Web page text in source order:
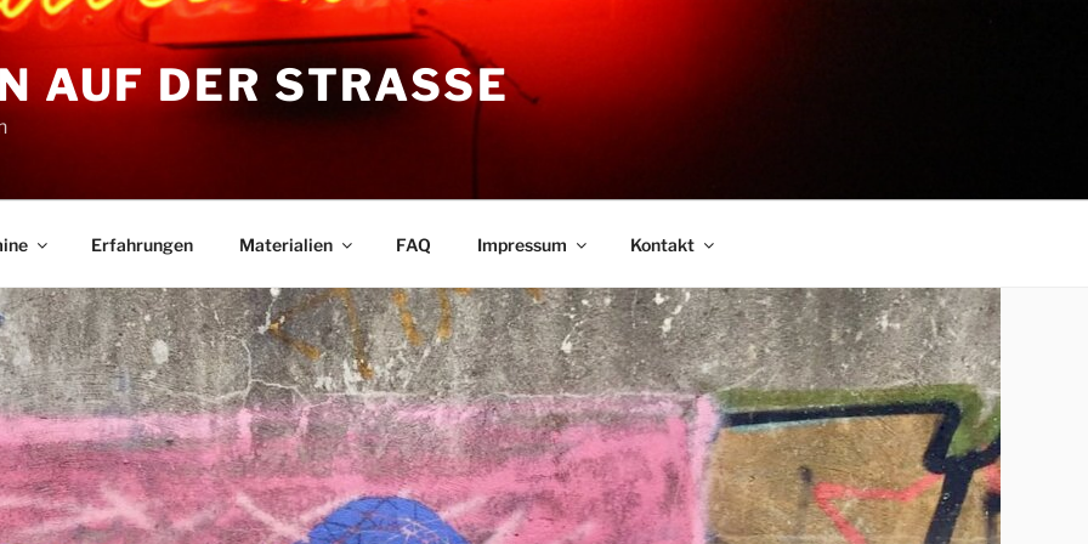
AUF DER STRASSE
Erfahrungen Materialien FAQ Impressum Kontakt